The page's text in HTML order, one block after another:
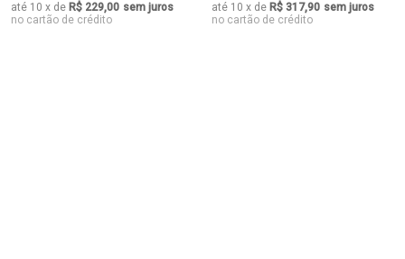
até 10 x de R$ 229,00 sem juros até 10 x de R$ 317,90 sem juros